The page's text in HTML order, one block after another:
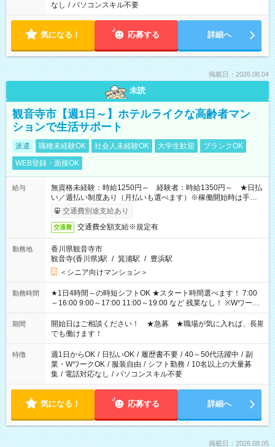
なし / パソコンスキル不要
気になる！ 応募する 詳細へ
掲載日：2026.08.04
未読
観音寺市【週1日～】ホテルライクな高齢者マン
ションで生活サポート
派遣 職種未経験OK 社会人未経験OK 大学生歓迎
ブランクOK
WEB登録・面接OK
給与
無資格未経験：時給1250円～ 経験者：時給1350円～ ★日払
い／週払い制度あり（月払いも選べます）※稼働開始時は手続き
完了次第のお支払いとなります。
交通費別途支給あり
交通費 交通費全額支給※規定有
勤務地
香川県観音寺市
観音寺(香川県)駅 / 箕浦駅 / 豊浜駅
＜シニア向けマンション＞
勤務時間
★1日4時間～の時短シフトOK ★スタート時間選べます！ 7:00
～16:00 9:00～17:00 11:00～19:00 など 残業なし！ ※Wワーク
の場合、他のお仕事と合わせ週40時間超の就業はご案内できま
せん ※法令に基づき、週20時間以上勤務は社会保険への加入対
象となります ※労働者派遣法（日雇い派遣の原則禁止）によ
り、短時間・短期間の就業はご案内が難しい場合があります
期間
開始日はご相談ください！ ★急募 ★職場が気に入れば、長期
でも働けます！
特徴 週1日からOK / 日払いOK / 履歴書不要 / 40～50代活躍中 / 副
業・WワークOK / 服装自由 / シフト勤務 / 10名以上の大量募
集 / 電話対応なし / パソコンスキル不要
気になる！ 応募する 詳細へ
掲載日：2026.08.05